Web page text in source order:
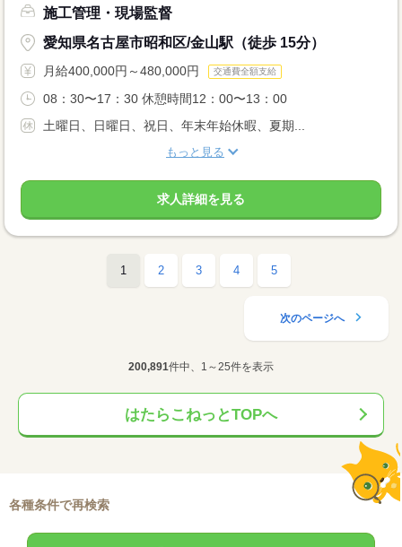
施工管理・現場監督
愛知県名古屋市昭和区/金山駅（徒歩 15分）
月給400,000円～480,000円 交通費全額支給
08：30〜17：30 休憩時間12：00〜13：00
土曜日、日曜日、祝日、年末年始休暇、夏期...
もっと見る
求人詳細を見る
1 2 3 4 5
次のページへ
200,891件中、1～25件を表示
はたらこねっとTOPへ
各種条件で再検索